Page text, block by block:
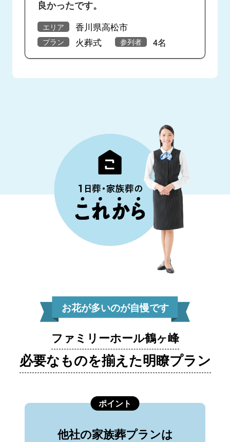
良かったです。
エリア 香川県高松市
プラン 火葬式 参列者 4名
お花が多いのが自慢です
ファミリーホール鶴ヶ峰
必要なものを揃えた明瞭プラン
ポイント
他社の家族葬プランは